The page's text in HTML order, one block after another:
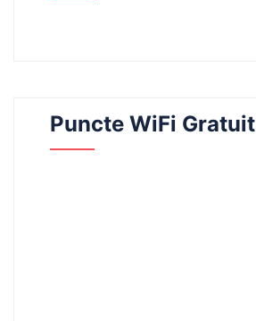
Puncte WiFi Gratuit